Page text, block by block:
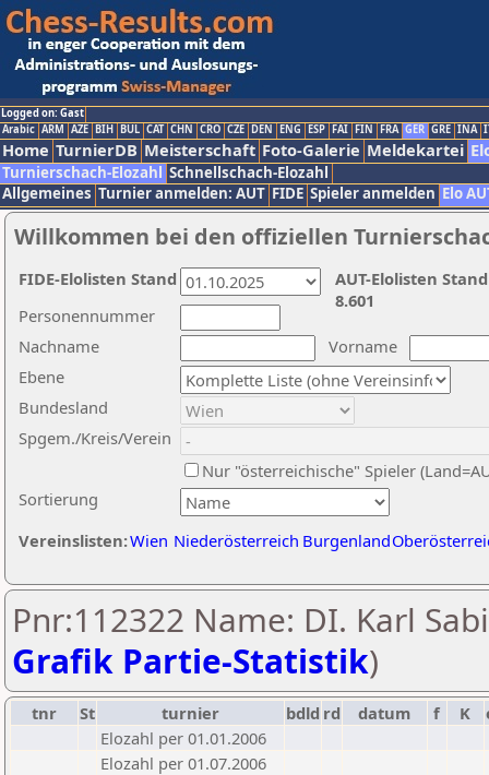
Logged on: Gast
Arabic ARM AZE BIH BUL CAT CHN CRO CZE DEN ENG ESP FAI FIN FRA GER GRE INA
Home TurnierDB Meisterschaft Foto-Galerie Meldekartei
Turnierschach-Elozahl Schnellschach-Elozahl
Allgemeines Turnier anmelden: AUT FIDE Spieler anmelden Elo
Willkommen bei den offiziellen
Nachname
Vorname
Ebene
Sortierung
Personennummer
Bundesland
Spgem./Kreis/Verein
Nur "österreichische" Spieler
Vereinslisten:Wien Niederösterreich Burgenland
AUT-Elolisten
8.601
FIDE-Elolisten Stand
Pnr:112322 Name: DI. Karl
Grafik Partie-Statistik)
tnr St turnier bdld rd datum f K
Elozahl per 01.01.2006
Elozahl per 01.07.2006